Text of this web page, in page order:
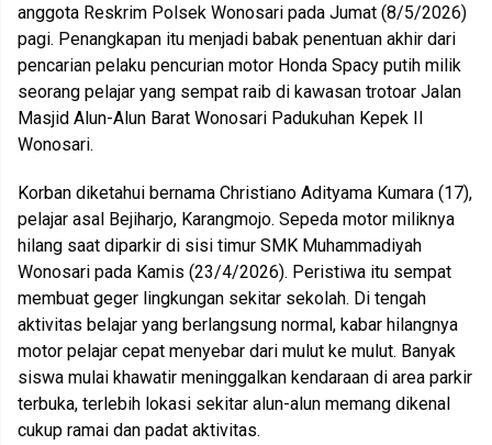
anggota Reskrim Polsek Wonosari pada Jumat (8/5/2026)
pagi. Penangkapan itu menjadi babak penentuan akhir dari
pencarian pelaku pencurian motor Honda Spacy putih milik
seorang pelajar yang sempat raib di kawasan trotoar Jalan
Masjid Alun-Alun Barat Wonosari Padukuhan Kepek II
Wonosari.
Korban diketahui bernama Christiano Adityama Kumara (17),
pelajar asal Bejiharjo, Karangmojo. Sepeda motor miliknya
hilang saat diparkir di sisi timur SMK Muhammadiyah
Wonosari pada Kamis (23/4/2026). Peristiwa itu sempat
membuat geger lingkungan sekitar sekolah. Di tengah
aktivitas belajar yang berlangsung normal, kabar hilangnya
motor pelajar cepat menyebar dari mulut ke mulut. Banyak
siswa mulai khawatir meninggalkan kendaraan di area parkir
terbuka, terlebih lokasi sekitar alun-alun memang dikenal
cukup ramai dan padat aktivitas.